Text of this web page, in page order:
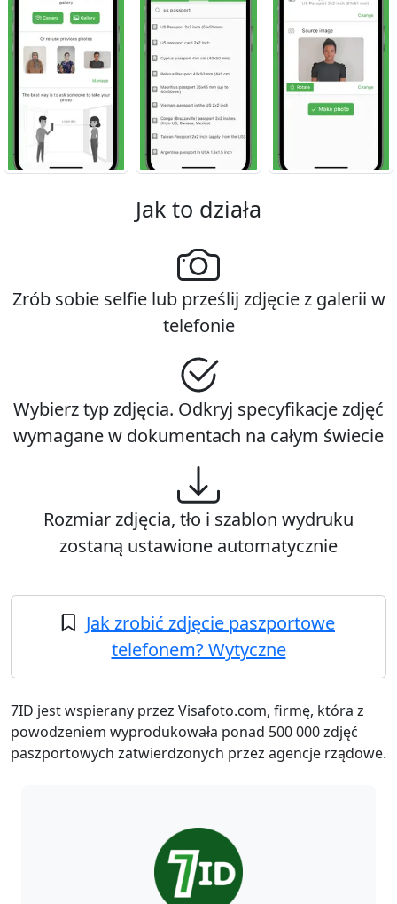
Jak to działa
Zrób sobie selfie lub prześlij zdjęcie z galerii w
telefonie
Wybierz typ zdjęcia. Odkryj specyfikacje zdjęć
wymagane w dokumentach na całym świecie
Rozmiar zdjęcia, tło i szablon wydruku
zostaną ustawione automatycznie
Jak zrobić zdjęcie paszportowe
telefonem? Wytyczne
7ID jest wspierany przez Visafoto.com, firmę, która z
powodzeniem wyprodukowała ponad 500 000 zdjęć
paszportowych zatwierdzonych przez agencje rządowe.